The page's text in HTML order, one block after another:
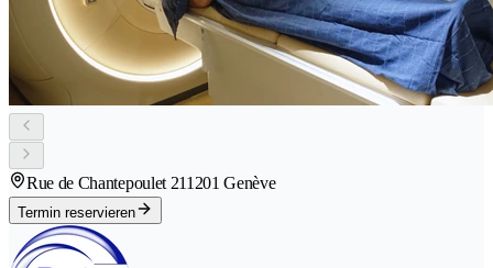
Rue de Chantepoulet 211201 Genève
Termin reservieren